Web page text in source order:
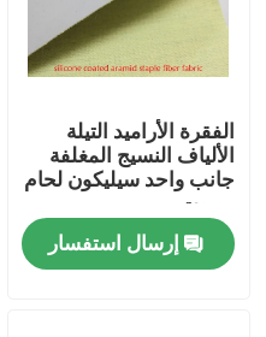
جولة في المعمل
ضبط الجودة
اتصل بنا
الفقرة الأراميد التيلة
الألياف النسيج المغلفة
جانب واحد سيليكون لحام
روبوت
إرسال استفسار